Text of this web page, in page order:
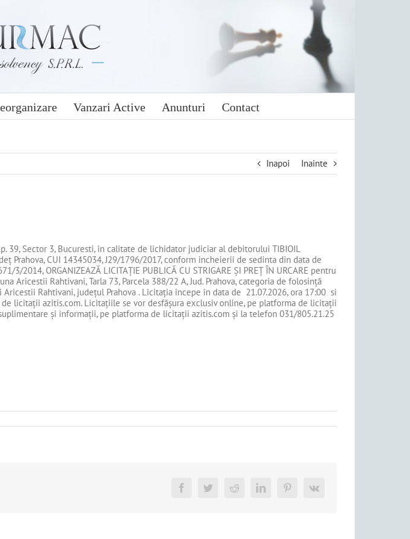
Vanzari Active Anunturi Contact
Inapoi Inainte
39, Sector 3, Bucuresti, în calitate de lichidator judiciar al debitorului TIBIOIL
Prahova, CUI 14345034, J29/1796/2017, conform incheierii de sedinta din data de
2014, ORGANIZEAZĂ LICITAȚIE PUBLICĂ CU STRIGARE ȘI PREȚ ÎN URCARE pentru
Rahtivani, Tarla 73, Parcela 388/22 A, Jud. Prahova, categoria de folosință
Rahtivani, județul Prahova . Licitația începe în data de 21.07.2026, ora 17:00 si
licitații azitis.com. Licitaţiile se vor desfășura exclusiv online, pe platforma de licitații
şi informaţii, pe platforma de licitații azitis.com și la telefon 031/805.21.25
FacebookTwitterReddit LinkedInPinterest
Vk